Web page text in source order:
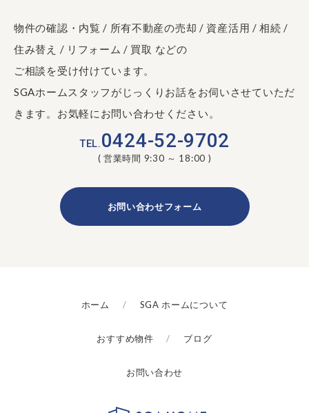
物件の確認・内覧 / 所有不動産の売却 / 資産活用 / 相続 /
住み替え / リフォーム / 買取 などの
ご相談を受け付けています。
SGAホームスタッフがじっくりお話をお伺いさせていただ
きます。お気軽にお問い合わせください。
TEL.0424-52-9702
( 営業時間 9:30 ～ 18:00 )
お問い合わせフォーム
ホーム SGA ホームについて
おすすめ物件 ブログ
お問い合わせ